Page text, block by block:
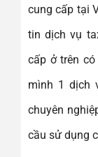
cung cấp tại
tin dịch vụ
cấp ở trên
mình 1 dịch
chuyên
cầu sử dụng